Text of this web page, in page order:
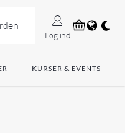
Log ind
KURSER & EVENTS